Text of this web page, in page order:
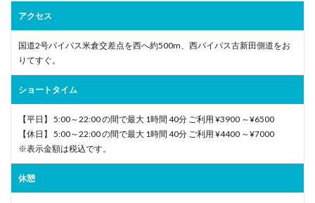
アクセス
国道2号バイパス米倉交差点を西へ約500m、西バイパス古新田側道をお
りてすぐ。
ショートタイム
【平日】 5:00～22:00 の間で最大 1時間 40分 ご利用 ¥3900 ～¥6500
【休日】 5:00～22:00 の間で最大 1時間 40分 ご利用 ¥4400 ～¥7000
※表示金額は税込です。
休憩